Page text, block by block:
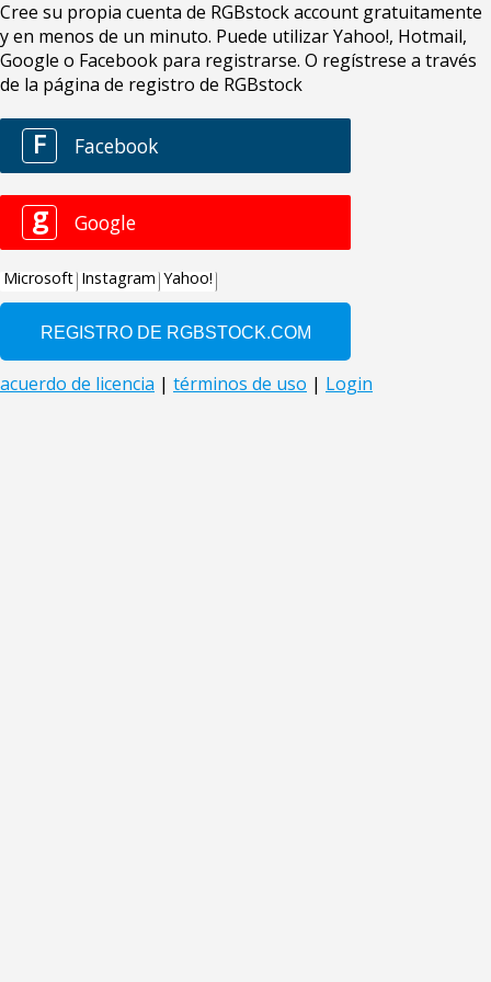
Cree su propia cuenta de RGBstock account gratuitamente
y en menos de un minuto. Puede utilizar Yahoo!, Hotmail,
Google o Facebook para registrarse. O regístrese a través
de la página de registro de RGBstock
F Facebook
g Google
Microsoft Instagram Yahoo!
acuerdo de licencia | términos de uso | Login